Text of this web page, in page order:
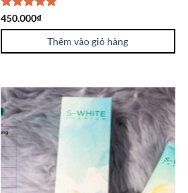
Được xếp
hạng5.00
450.000₫
Thêm vào giỏ hàng